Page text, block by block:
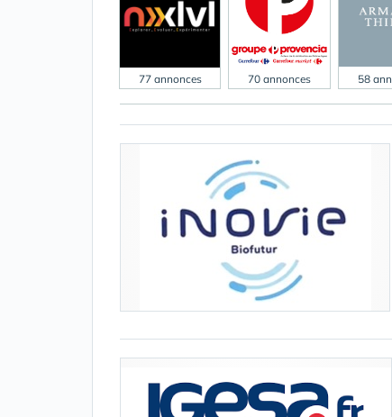
77 annonces 70 annonces 58